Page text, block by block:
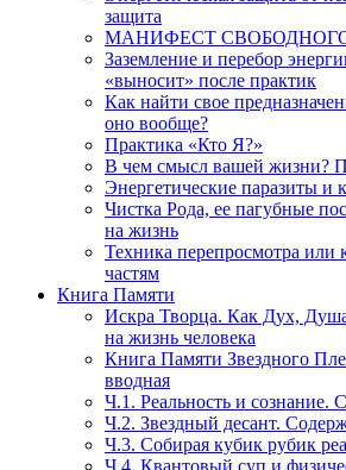
защита
МАНИФЕСТ
Заземление и перебор
«выносит» после практик
Как найти свое
оно вообще?
Практика «Кто Я?»
В чем смысл вашей жизни?
Энергетические паразиты и
Чистка Рода, ее пагубные
на жизнь
Техника перепросмотра или
частям
Книга Памяти
Искра Творца. Как Дух,
на жизнь человека
Книга Памяти Звездного
вводная
Ч.1. Реальность и сознание.
Ч.2. Звездный десант.
Ч.3. Собирая кубик рубик
Ч.4. Квантовый суп и